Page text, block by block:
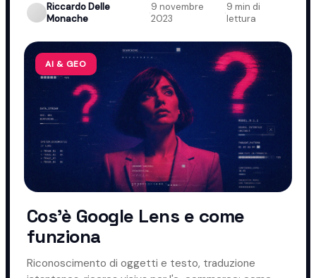
Riccardo Delle
Monache
·9 novembre
2023
·9 min di
lettura
AI & GEO
Cos'è Google Lens e come
funziona
Riconoscimento di oggetti e testo, traduzione